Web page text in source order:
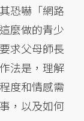
恐嚇「網路
麼做的青少
求父母師長
法是，理解
度和情感需
，以及如何